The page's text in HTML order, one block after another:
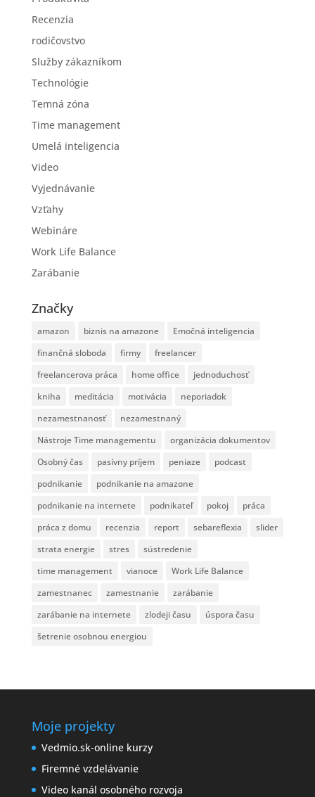
Recenzia
rodičovstvo
Služby zákazníkom
Technológie
Temná zóna
Time management
Umelá inteligencia
Video
Vyjednávanie
Vzťahy
Webináre
Work Life Balance
Zarábanie
Značky
amazon biznis na amazone
Emočná inteligencia
finančná sloboda
firmy
freelancer
freelancerova práca
home office
jednoduchosť
kniha
meditácia motivácia
neporiadok
nezamestnanosť
nezamestnaný
Nástroje Time managementu
organizácia dokumentov
Osobný čas
pasívny príjem peniaze
podcast
podnikanie
podnikanie na amazone
podnikanie na internete
podnikateľ pokoj
práca
práca z domu
recenzia report sebareflexia
slider
strata energie
stres
sústredenie
time management
vianoce
Work Life Balance
zamestnanec
zamestnanie
zarábanie
zarábanie na internete
zlodeji času
úspora času
šetrenie osobnou energiou
Moje projekty
Vedmio.sk-online kurzy
Firemné vzdelávanie
Video kanál osobného rozvoja